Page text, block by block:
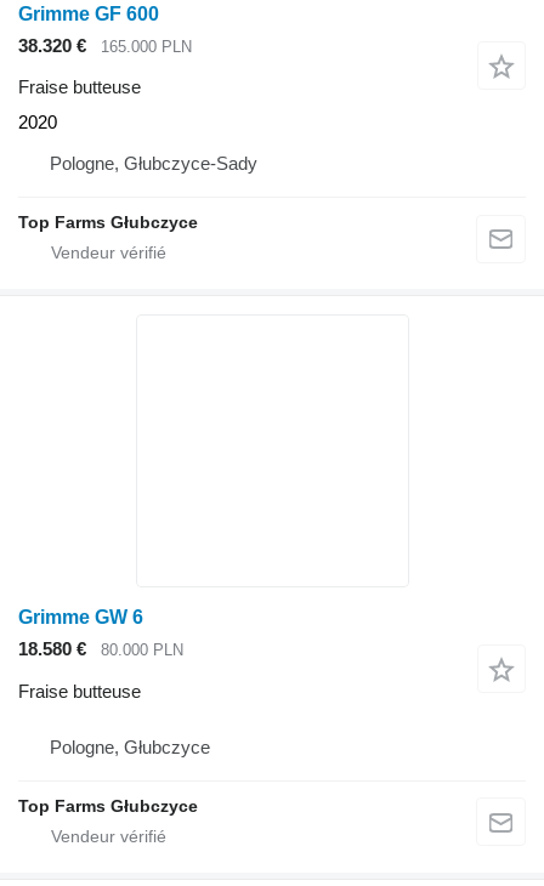
Grimme GF 600
38.320 €
165.000 PLN
Fraise butteuse
2020
Pologne, Głubczyce-Sady
Top Farms Głubczyce
Grimme GW 6
18.580 €
80.000 PLN
Fraise butteuse
Pologne, Głubczyce
Top Farms Głubczyce